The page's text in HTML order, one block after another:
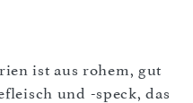
ist aus rohem, gut
und -speck, das